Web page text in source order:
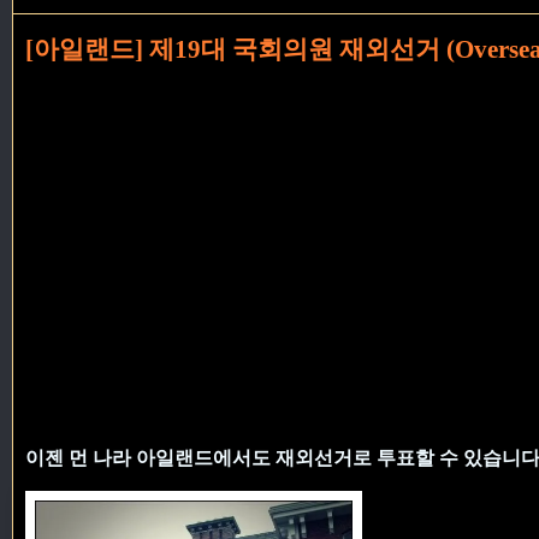
[아일랜드] 제19대 국회의원 재외선거
이젠 먼 나라 아일랜드에서도 재외선거로 투표할 수 있습니